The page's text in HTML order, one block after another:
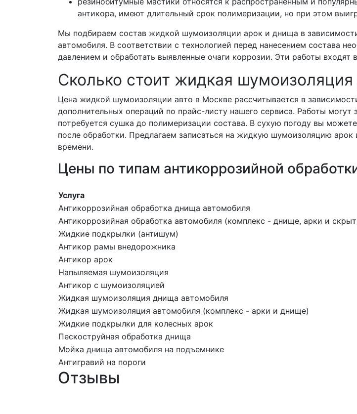
антикора, имеют длительный срок полимеризации, но при этом
Мы подбираем состав жидкой шумоизоляции арок и днища в
автомобиля. В соответствии с технологией перед нанесением состава
давлением и обработать выявленные очаги коррозии. Эти работы
Сколько стоит жидкая
Цена жидкой шумоизоляции авто в Москве рассчитывается в
дополнительных операций по прайс-листу нашего сервиса. Работы могут
потребуется сушка до полимеризации состава. В сухую погоду вы
после обработки. Предлагаем записаться на жидкую шумоизоляцию
времени.
Цены по типам антикоррозийной
Услуга
Антикоррозийная обработка днища автомобиля
Антикоррозийная обработка автомобиля (комплекс - днище, арки и
Жидкие подкрылки (антишум)
Антикор рамы внедорожника
Антикор арок
Напыляемая шумоизоляция
Антикор с шумоизоляцией
Жидкая шумоизоляция днища автомобиля
Жидкая шумоизоляция автомобиля (комплекс - арки и днище)
Жидкие подкрылки для колесных арок
Пескоструйная обработка днища
Мойка днища автомобиля на подъемнике
Антигравий на пороги
Отзывы